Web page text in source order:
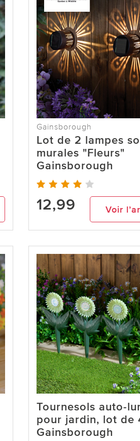
Gainsborough
Lot de 2 lampes
murales "Fleurs"
Gainsborough
12,99 Voir
Tournesols auto-
pour jardin, lot de
Gainsborough